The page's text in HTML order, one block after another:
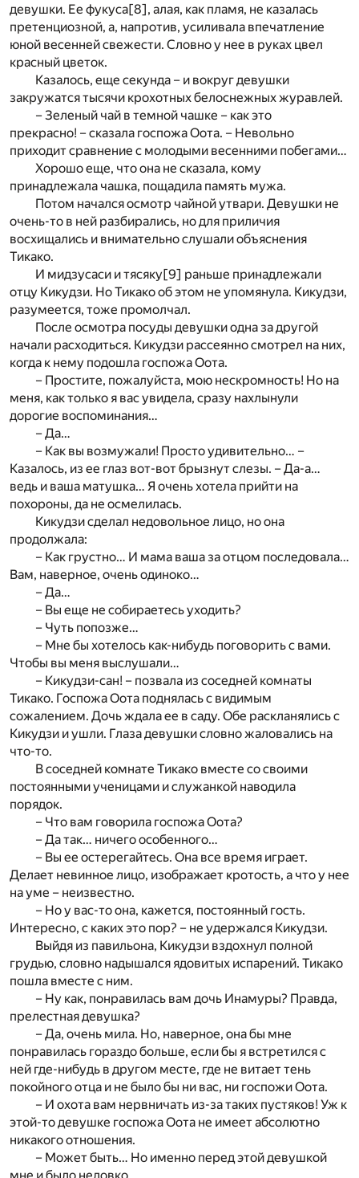
девушки. Ее фукуса[8], алая, как пламя, не казалась
претенциозной, а, напротив, усиливала впечатление
юной весенней свежести. Словно у нее в руках цвел
красный цветок.
Казалось, еще секунда – и вокруг девушки
закружатся тысячи крохотных белоснежных журавлей.
– Зеленый чай в темной чашке – как это
прекрасно! – сказала госпожа Оота. – Невольно
приходит сравнение с молодыми весенними побегами…
Хорошо еще, что она не сказала, кому
принадлежала чашка, пощадила память мужа.
Потом начался осмотр чайной утвари. Девушки не
очень-то в ней разбирались, но для приличия
восхищались и внимательно слушали объяснения
Тикако.
И мидзусаси и тясяку[9] раньше принадлежали
отцу Кикудзи. Но Тикако об этом не упомянула. Кикудзи,
разумеется, тоже промолчал.
После осмотра посуды девушки одна за другой
начали расходиться. Кикудзи рассеянно смотрел на них,
когда к нему подошла госпожа Оота.
– Простите, пожалуйста, мою нескромность! Но на
меня, как только я вас увидела, сразу нахлынули
дорогие воспоминания…
– Да…
– Как вы возмужали! Просто удивительно… –
Казалось, из ее глаз вот-вот брызнут слезы. – Да-а…
ведь и ваша матушка… Я очень хотела прийти на
похороны, да не осмелилась.
Кикудзи сделал недовольное лицо, но она
продолжала:
– Как грустно… И мама ваша за отцом последовала…
Вам, наверное, очень одиноко…
– Да…
– Вы еще не собираетесь уходить?
– Чуть попозже…
– Мне бы хотелось как-нибудь поговорить с вами.
Чтобы вы меня выслушали…
– Кикудзи-сан! – позвала из соседней комнаты
Тикако. Госпожа Оота поднялась с видимым
сожалением. Дочь ждала ее в саду. Обе раскланялись с
Кикудзи и ушли. Глаза девушки словно жаловались на
что-то.
В соседней комнате Тикако вместе со своими
постоянными ученицами и служанкой наводила
порядок.
– Что вам говорила госпожа Оота?
– Да так… ничего особенного…
– Вы ее остерегайтесь. Она все время играет.
Делает невинное лицо, изображает кротость, а что у нее
на уме – неизвестно.
– Но у вас-то она, кажется, постоянный гость.
Интересно, с каких это пор? – не удержался Кикудзи.
Выйдя из павильона, Кикудзи вздохнул полной
грудью, словно надышался ядовитых испарений. Тикако
пошла вместе с ним.
– Ну как, понравилась вам дочь Инамуры? Правда,
прелестная девушка?
– Да, очень мила. Но, наверное, она бы мне
понравилась гораздо больше, если бы я встретился с
ней где-нибудь в другом месте, где не витает тень
покойного отца и не было бы ни вас, ни госпожи Оота.
– И охота вам нервничать из-за таких пустяков! Уж к
этой-то девушке госпожа Оота не имеет абсолютно
никакого отношения.
– Может быть… Но именно перед этой девушкой
мне и было неловко.